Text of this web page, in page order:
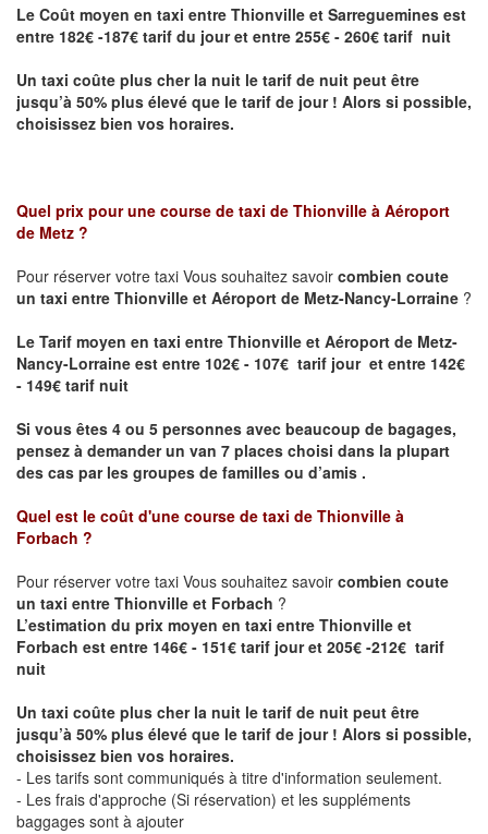
Le Coût moyen en taxi entre Thionville et Sarreguemines est
entre 182€ -187€ tarif du jour et entre 255€ - 260€ tarif nuit
Un taxi coûte plus cher la nuit le tarif de nuit peut être
jusqu’à 50% plus élevé que le tarif de jour ! Alors si possible,
choisissez bien vos horaires.
Quel prix pour une course de taxi de Thionville à Aéroport
de Metz ?
Pour réserver votre taxi Vous souhaitez savoir combien coute
un taxi entre Thionville et Aéroport de Metz-Nancy-Lorraine ?
Le Tarif moyen en taxi entre Thionville et Aéroport de Metz-
Nancy-Lorraine est entre 102€ - 107€ tarif jour et entre 142€
- 149€ tarif nuit
Si vous êtes 4 ou 5 personnes avec beaucoup de bagages,
pensez à demander un van 7 places choisi dans la plupart
des cas par les groupes de familles ou d’amis .
Quel est le coût d'une course de taxi de Thionville à
Forbach ?
Pour réserver votre taxi Vous souhaitez savoir combien coute
un taxi entre Thionville et Forbach ?
L’estimation du prix moyen en taxi entre Thionville et
Forbach est entre 146€ - 151€ tarif jour et 205€ -212€ tarif
nuit
Un taxi coûte plus cher la nuit le tarif de nuit peut être
jusqu’à 50% plus élevé que le tarif de jour ! Alors si possible,
choisissez bien vos horaires.
- Les tarifs sont communiqués à titre d'information seulement.
- Les frais d'approche (Si réservation) et les suppléments
baggages sont à ajouter